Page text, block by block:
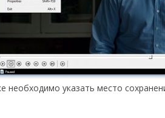
необходимо указать место